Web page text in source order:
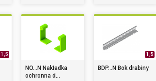
1,5
NO...N Nakładka
ochronna d...
1,5
BDP...N Bok drabiny